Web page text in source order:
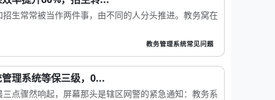
生常常被当作两件事，由不同的人分头推进。教务窝在
教务管理系统常见问题
理系统等保三级，0...
点骤然响起，屏幕那头是辖区网警的紧急通知：教务系